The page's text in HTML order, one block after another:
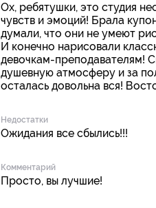
Ох, ребятушки, это студия
чувств и эмоций! Брала
думали, что они не умеют
И конечно нарисовали
девочкам-преподавателям!
душевную атмосферу и за
осталась довольна вся!
Недостатки
Ожидания все сбылись!!!
Комментарий
Просто, вы лучшие!